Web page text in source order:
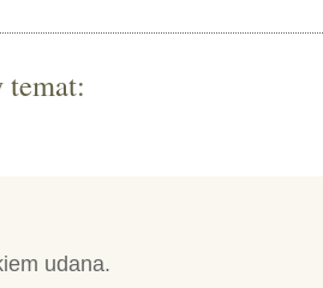
temat:
udana.